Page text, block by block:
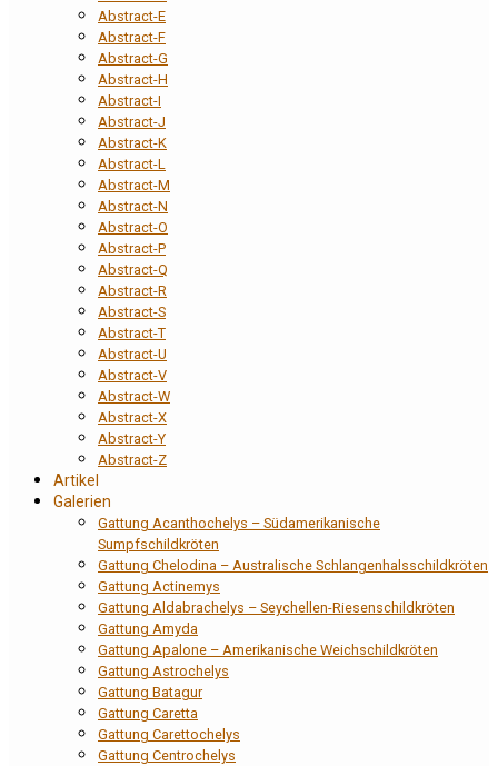
Abstract-E
Abstract-F
Abstract-G
Abstract-H
Abstract-I
Abstract-J
Abstract-K
Abstract-L
Abstract-M
Abstract-N
Abstract-O
Abstract-P
Abstract-Q
Abstract-R
Abstract-S
Abstract-T
Abstract-U
Abstract-V
Abstract-W
Abstract-X
Abstract-Y
Abstract-Z
Artikel
Galerien
Gattung Acanthochelys – Südamerikanische
Sumpfschildkröten
Gattung Chelodina – Australische Schlangenhalsschildkröten
Gattung Actinemys
Gattung Aldabrachelys – Seychellen-Riesenschildkröten
Gattung Amyda
Gattung Apalone – Amerikanische Weichschildkröten
Gattung Astrochelys
Gattung Batagur
Gattung Caretta
Gattung Carettochelys
Gattung Centrochelys